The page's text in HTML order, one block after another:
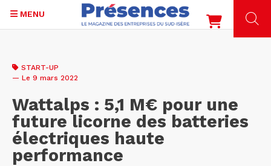
contenu
MENU
START-UP
— Le 9 mars 2022
Wattalps : 5,1 M€ pour une
future licorne des batteries
électriques haute
performance